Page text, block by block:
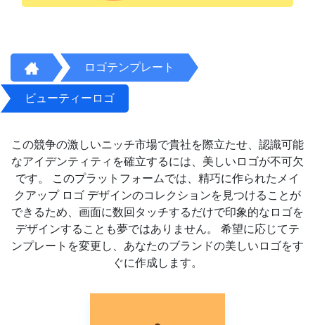
ロゴテンプレート
ビューティーロゴ
この競争の激しいニッチ市場で貴社を際立たせ、認識可能
なアイデンティティを確立するには、美しいロゴが不可欠
です。 このプラットフォームでは、精巧に作られたメイ
クアップ ロゴ デザインのコレクションを見つけることが
できるため、画面に数回タッチするだけで印象的なロゴを
デザインすることも夢ではありません。 希望に応じてテ
ンプレートを変更し、あなたのブランドの美しいロゴをす
ぐに作成します。